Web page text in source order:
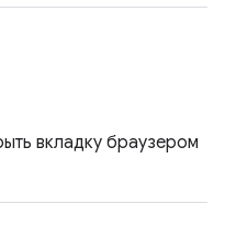
вкладку браузером